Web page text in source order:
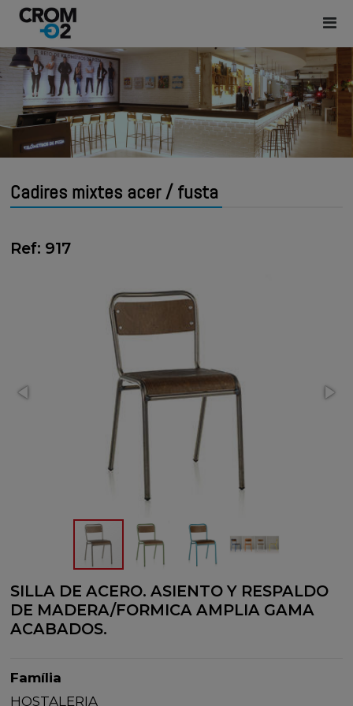
Cadires mixtes acer / fusta
Ref: 917
SILLA DE ACERO. ASIENTO Y RESPALDO
DE MADERA/FORMICA AMPLIA GAMA
ACABADOS.
Família
HOSTALERIA